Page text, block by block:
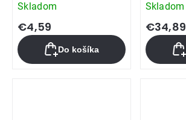
Skladom
€4,59
Do košíka
Skladom
€34,89